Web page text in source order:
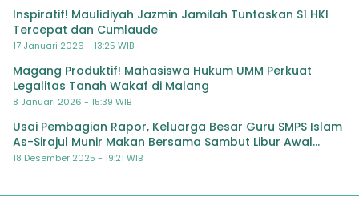
Inspiratif! Maulidiyah Jazmin Jamilah Tuntaskan S1 HKI
Tercepat dan Cumlaude
17 Januari 2026 - 13:25 WIB
Magang Produktif! Mahasiswa Hukum UMM Perkuat
Legalitas Tanah Wakaf di Malang
8 Januari 2026 - 15:39 WIB
Usai Pembagian Rapor, Keluarga Besar Guru SMPS Islam
As-Sirajul Munir Makan Bersama Sambut Libur Awal
Semester
18 Desember 2025 - 19:21 WIB